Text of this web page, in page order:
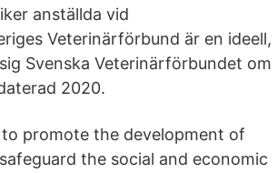
anställda vid
Veterinärförbund är en ideell,
Svenska Veterinärförbundet om
2020.
promote the development of
the social and economic